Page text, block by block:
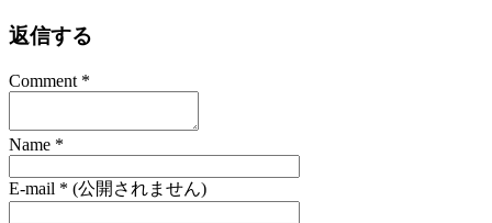
返信する
Comment *
Name *
E-mail * (公開されません)